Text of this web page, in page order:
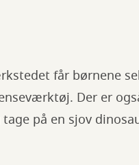
får børnene
Der er
på en sjov